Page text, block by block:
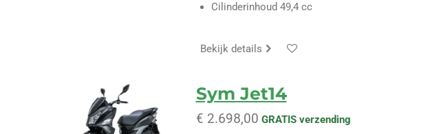
Cilinderinhoud 49,4 cc
Bekijk details
Sym Jet14
€ 2.698,00 GRATIS verzending